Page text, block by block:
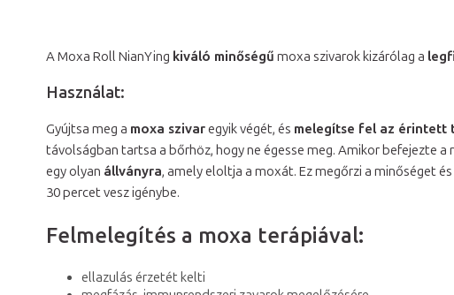
A Moxa Roll NianYing kiváló minőségű moxa szivarok kizárólag a
Használat:
Gyújtsa meg a moxa szivaregyik végét, és melegítse fel az érintett
távolságban tartsa a bőrhöz, hogy ne égesse meg. Amikor befejezte
egy olyan állványra, amely eloltja a moxát. Ez megőrzi a minőséget
30 percet vesz igénybe.
Felmelegítés a moxa terápiával:
ellazulás érzetét kelti